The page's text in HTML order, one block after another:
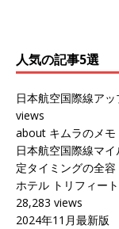
人気の記事5選
日本航空国際線ア
views
about キムラのメモ
日本航空国際線マ
定タイミングの全容
ホテル トリフィー
28,283 views
2024年11月最新版